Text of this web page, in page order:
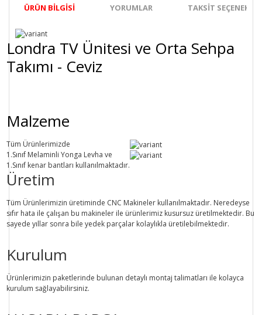
ÜRÜN BILGISI YORUMLAR TAKSIT
Londra TV Ünitesi ve Orta Sehpa
Takımı - Ceviz
Malzeme
Tüm Ürünlerimizde
1.Sınıf Melaminli Yonga Levha ve
1.Sınıf kenar bantları kullanılmaktadır.
Üretim
Tüm Ürünlerimizin üretiminde CNC Makineler kullanılmaktadır. Neredeyse
sıfır hata ile çalışan bu makineler ile ürünlerimiz kusursuz üretilmektedir. Bu
sayede yıllar sonra bile yedek parçalar kolaylıkla üretilebilmektedir.
Kurulum
Ürünlerimizin paketlerinde bulunan detaylı montaj talimatları ile kolayca
kurulum sağlayabilirsiniz.